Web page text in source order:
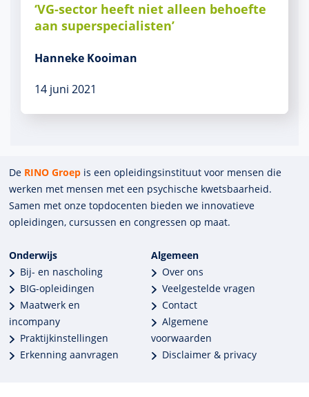
‘VG-sector heeft niet alleen behoefte
aan superspecialisten’
Hanneke Kooiman
14 juni 2021
De RINO Groep is een opleidings­insti­tuut voor mensen die
werken met mensen met een psychische kwets­baar­heid.
Samen met onze top­docenten bieden we innova­tieve
opleidingen, cursussen en congres­sen op maat.
Onderwijs
Bij- en nascholing
BIG-opleidingen
Maatwerk en
incompany
Praktijkinstellingen
Erkenning aanvragen
Algemeen
Over ons
Veelgestelde vragen
Contact
Algemene
voorwaarden
Disclaimer & privacy